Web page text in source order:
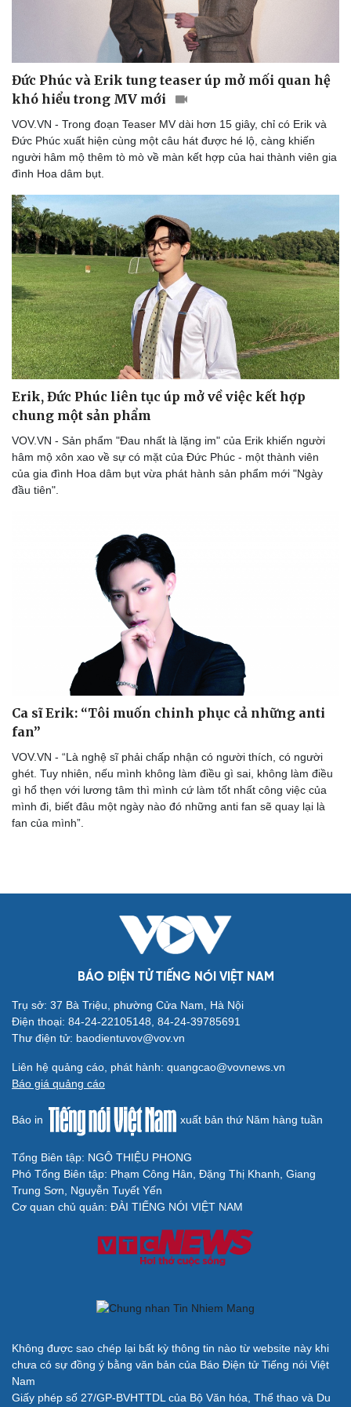
Du lịch
Săn Tour
check-in
Podcast
Đọc truyện đêm khuya
Kể chuyện cho bé
Hạt giống tâm hồn
Đức Phúc và Erik tung teaser úp mở mối quan hệ
khó hiểu trong MV mới
VOV.VN - Trong đoạn Teaser MV dài hơn 15 giây, chỉ có Erik và
Đức Phúc xuất hiện cùng một câu hát được hé lộ, càng khiến
người hâm mộ thêm tò mò về màn kết hợp của hai thành viên gia
đình Hoa dâm bụt.
Erik, Đức Phúc liên tục úp mở về việc kết hợp
chung một sản phẩm
VOV.VN - Sản phẩm "Đau nhất là lặng im" của Erik khiến người
hâm mộ xôn xao về sự có mặt của Đức Phúc - một thành viên
của gia đình Hoa dâm bụt vừa phát hành sản phẩm mới "Ngày
đầu tiên".
Ca sĩ Erik: “Tôi muốn chinh phục cả những anti
fan”
VOV.VN - “Là nghệ sĩ phải chấp nhận có người thích, có người
ghét. Tuy nhiên, nếu mình không làm điều gì sai, không làm điều
gì hổ thẹn với lương tâm thì mình cứ làm tốt nhất công việc của
mình đi, biết đâu một ngày nào đó những anti fan sẽ quay lại là
fan của mình”.
BÁO ĐIỆN TỬ TIẾNG NÓI VIỆT NAM
Trụ sở: 37 Bà Triệu, phường Cửa Nam, Hà Nội
Điện thoại: 84-24-22105148, 84-24-39785691
Thư điện tử: baodientuvov@vov.vn
Liên hệ quảng cáo, phát hành: quangcao@vovnews.vn
Báo giá quảng cáo
Báo in xuất bản thứ Năm hàng tuần
Tổng Biên tập: NGÔ THIỆU PHONG
Phó Tổng Biên tập: Phạm Công Hân, Đặng Thị Khanh, Giang
Trung Sơn, Nguyễn Tuyết Yến
Cơ quan chủ quản: ĐÀI TIẾNG NÓI VIỆT NAM
Không được sao chép lại bất kỳ thông tin nào từ website này khi
chưa có sự đồng ý bằng văn bản của Báo Điện tử Tiếng nói Việt
Nam
Giấy phép số 27/GP-BVHTTDL của Bộ Văn hóa, Thể thao và Du